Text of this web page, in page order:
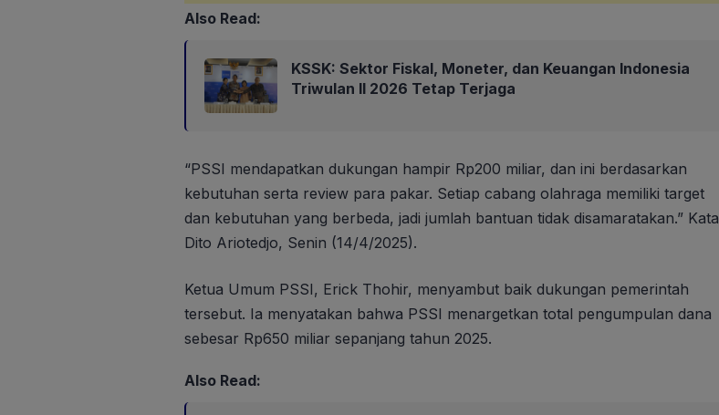
Also Read:
KSSK: Sektor Fiskal, Moneter, dan Keuangan Indonesia
Triwulan II 2026 Tetap Terjaga
“PSSI mendapatkan dukungan hampir Rp200 miliar, dan ini berdasarkan
kebutuhan serta review para pakar. Setiap cabang olahraga memiliki target
dan kebutuhan yang berbeda, jadi jumlah bantuan tidak disamaratakan.” Kata
Dito Ariotedjo, Senin (14/4/2025).
Ketua Umum PSSI, Erick Thohir, menyambut baik dukungan pemerintah
tersebut. Ia menyatakan bahwa PSSI menargetkan total pengumpulan dana
sebesar Rp650 miliar sepanjang tahun 2025.
Also Read: